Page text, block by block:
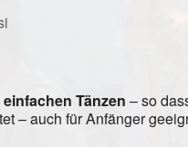
Tänzen – so
– auch für Anfänger